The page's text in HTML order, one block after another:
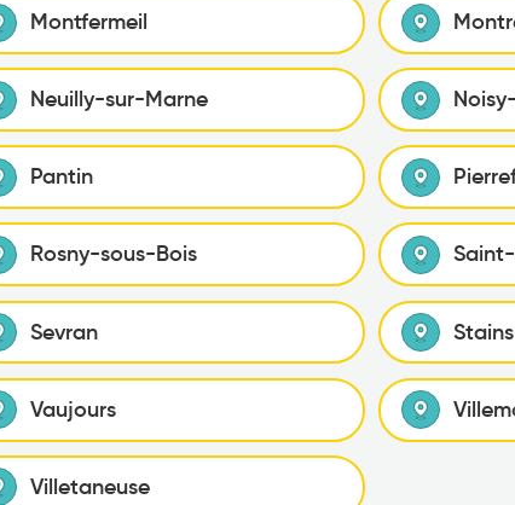
Montfermeil
Neuilly-sur-Marne
Pantin
Rosny-sous-Bois
Sevran Stains
Vaujours
Villetaneuse